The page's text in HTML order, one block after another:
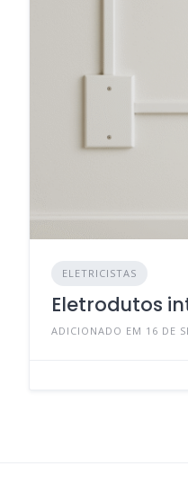
ELETRICISTAS
Eletrodutos
ADICIONADO EM 16 DE